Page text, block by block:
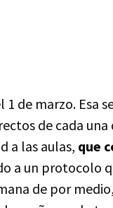
de marzo. Esa
de cada
a las aulas, que
a un protocolo
de por